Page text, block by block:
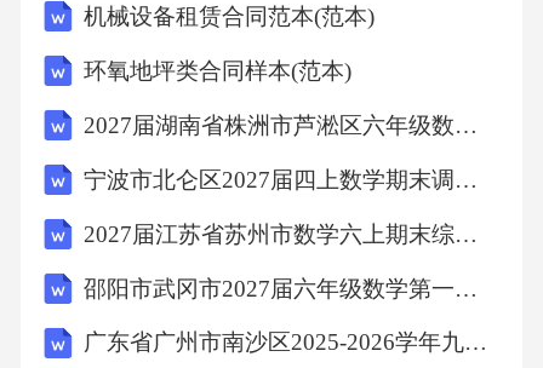
范围包括直接损失和间接损失，但不得超过违
反合同一方订立合同时预见到或者应当预见到
本合同在履行过程中如发生争议，双方应首先
友好协商解决；协商不成时，任何一方均有权
向有管辖权的人民法院提起诉讼。2.在争议解决
期间，除涉及争议的部分外，双方应继续履行
本合同其他无争议的条款。八、其他条款1.
机械设备租赁合同范本(范本)
环氧地坪类合同样本(范本)
2027届湖南省株洲市芦淞区六年级数学第一学期期末检测试题含解析
宁波市北仑区2027届四上数学期末调研模拟试题含解析
2027届江苏省苏州市数学六上期末综合测试试题含解析
邵阳市武冈市2027届六年级数学第一学期期末联考模拟试题含解析
广东省广州市南沙区2025-2026学年九年级上学期1月期末数学试题（含答案）